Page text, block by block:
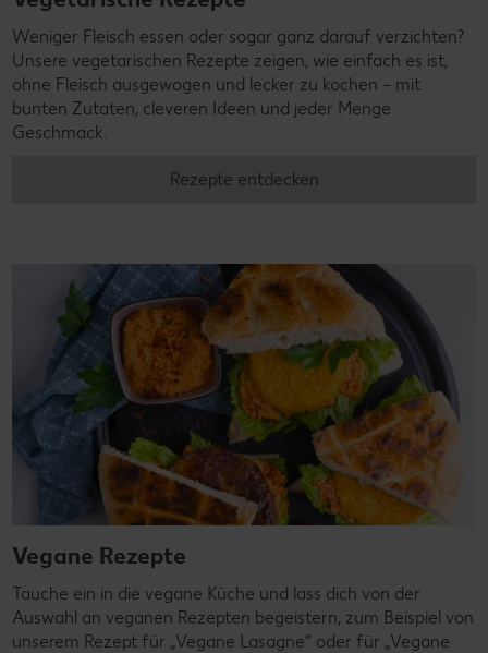
Weniger Fleisch essen oder sogar ganz darauf verzichten?
Unsere vegetarischen Rezepte zeigen, wie einfach es ist,
ohne Fleisch ausgewogen und lecker zu kochen – mit
bunten Zutaten, cleveren Ideen und jeder Menge
Geschmack.
Rezepte entdecken
Vegane Rezepte
Tauche ein in die vegane Küche und lass dich von der
Auswahl an veganen Rezepten begeistern, zum Beispiel von
unserem Rezept für „Vegane Lasagne“ oder für „Vegane